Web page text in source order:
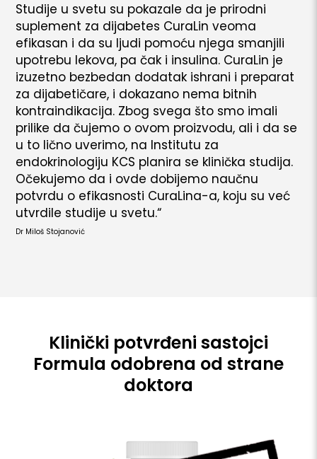
Studije u svetu su pokazale da je prirodni
suplement za dijabetes CuraLin veoma
efikasan i da su ljudi pomoću njega smanjili
upotrebu lekova, pa čak i insulina. CuraLin je
izuzetno bezbedan dodatak ishrani i preparat
za dijabetičare, i dokazano nema bitnih
kontraindikacija. Zbog svega što smo imali
prilike da čujemo o ovom proizvodu, ali i da se
u to lično uverimo, na Institutu za
endokrinologiju KCS planira se klinička studija.
Očekujemo da i ovde dobijemo naučnu
potvrdu o efikasnosti CuraLina-a, koju su već
utvrdile studije u svetu.“
Dr Miloš Stojanović
Klinički potvrđeni sastojci
Formula odobrena od strane
doktora